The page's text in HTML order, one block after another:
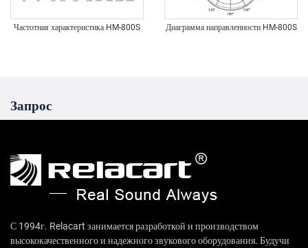
Частотная характеристика HM-800S Диаграмма направленности HM-800S
Запрос
С 1994г. Relacart занимается разработкой и производством
высококачественного и надежного звукового оборудования. Будучи